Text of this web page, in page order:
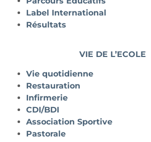
Label International
Résultats
VIE DE L’ECOLE
Vie quotidienne
Restauration
Infirmerie
CDI/BDI
Association Sportive
Pastorale